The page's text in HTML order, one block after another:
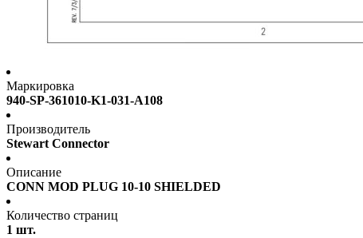
Маркировка
940-SP-361010-K1-031-A108
Производитель
Stewart Connector
Описание
CONN MOD PLUG 10-10 SHIELDED
Количество страниц
1 шт.